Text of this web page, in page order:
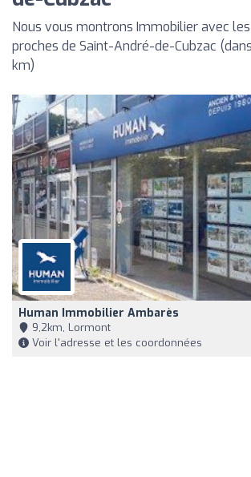
Nous vous montrons Immobilier avec
proches de Saint-André-de-Cubzac
km)
Human Immobilier Ambarès
9,2km, Lormont
Voir l'adresse et les coordonnées